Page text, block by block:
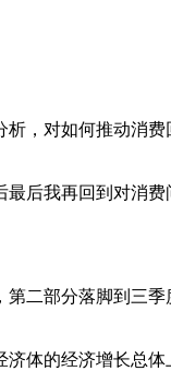
，对如何推动消
后我再回到对消
二部分落脚到三
体的经济增长总